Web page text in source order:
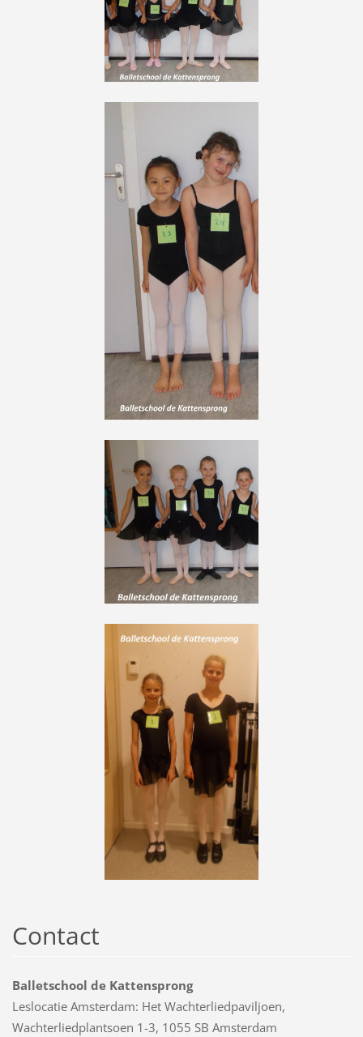
Contact
Balletschool de Kattensprong
Leslocatie Amsterdam: Het Wachterliedpaviljoen,
Wachterliedplantsoen 1-3, 1055 SB Amsterdam